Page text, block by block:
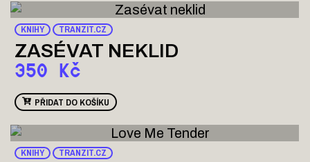
KNIHY TRANZIT.CZ
ZASÉVAT NEKLID
350 Kč
PŘIDAT DO KOŠÍKU
KNIHY TRANZIT.CZ